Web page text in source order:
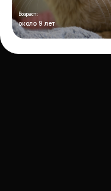
Возраст:
около 9 лет